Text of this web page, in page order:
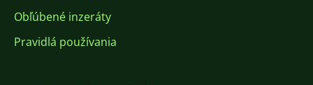
Obľúbené inzeráty
Pravidlá používania